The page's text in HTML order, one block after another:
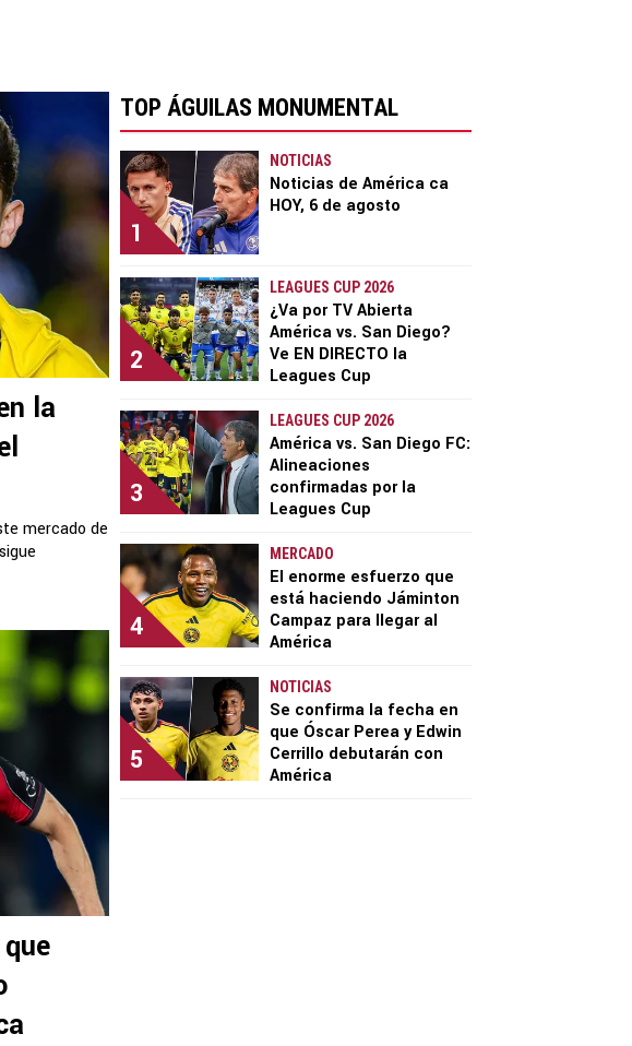
la
mercado de
TOP ÁGUILAS MONUMENTAL
1
NOTICIAS
Noticias de América ca
HOY, 6 de agosto
2
LEAGUES CUP 2026
¿Va por TV Abierta
América vs. San Diego?
Ve EN DIRECTO la
Leagues Cup
3
LEAGUES CUP 2026
América vs. San Diego FC:
Alineaciones
confirmadas por la
Leagues Cup
4
MERCADO
El enorme esfuerzo que
está haciendo Jáminton
Campaz para llegar al
América
5
NOTICIAS
Se confirma la fecha en
que Óscar Perea y Edwin
Cerrillo debutarán con
América